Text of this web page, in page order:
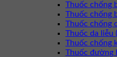
Thuốc chống
Thuốc chống
Thuốc chống
Thuốc da liễu
Thuốc chống
Thuốc đường